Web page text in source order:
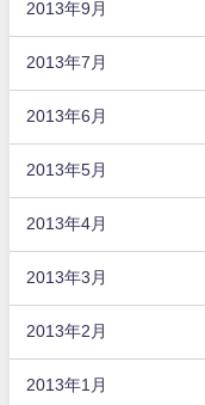
2013年9月
2013年7月
2013年6月
2013年5月
2013年4月
2013年3月
2013年2月
2013年1月